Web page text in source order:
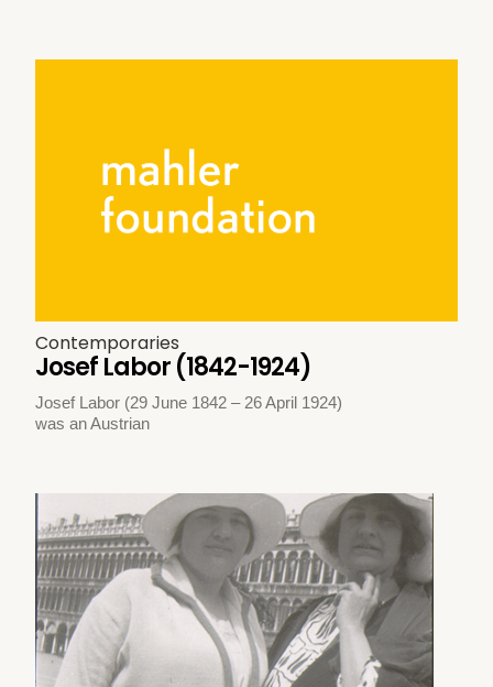
Contemporaries
Josef Labor (1842-1924)
Josef Labor (29 June 1842 – 26 April 1924)
was an Austrian